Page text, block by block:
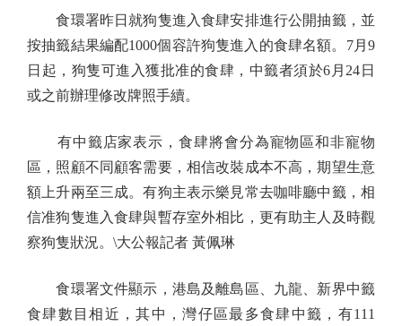
食環署昨日就狗隻進入食肆安排進行公開抽籤，並
按抽籤結果編配1000個容許狗隻進入的食肆名額。7月9
日起，狗隻可進入獲批准的食肆，中籤者須於6月24日
或之前辦理修改牌照手續。
有中籤店家表示，食肆將會分為寵物區和非寵物
區，照顧不同顧客需要，相信改裝成本不高，期望生意
額上升兩至三成。有狗主表示樂見常去咖啡廳中籤，相
信准狗隻進入食肆與暫存室外相比，更有助主人及時觀
察狗隻狀況。\大公報記者 黃佩琳
食環署文件顯示，港島及離島區、九龍、新界中籤
食肆數目相近，其中，灣仔區最多食肆中籤，有111